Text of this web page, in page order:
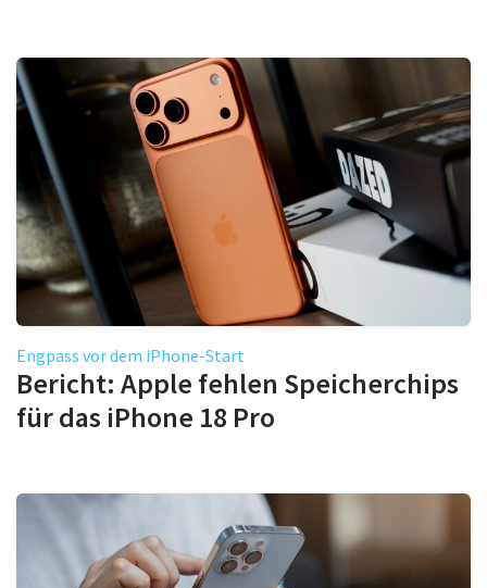
Engpass vor dem iPhone-Start
Bericht: Apple fehlen Speicherchips
für das iPhone 18 Pro